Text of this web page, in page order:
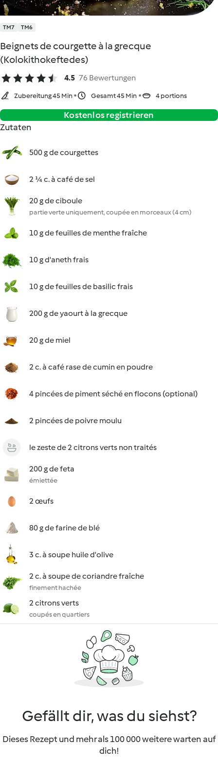
TM7 TM6
Beignets de courgette à la grecque
(Kolokithokeftedes)
4.5 76 Bewertungen
Zubereitung 45 Min Gesamt 45 Min 4 portions
Kostenlos registrieren
Zutaten
500 g de courgettes
2 ¼ c. à café de sel
20 g de ciboule
partie verte uniquement, coupée en morceaux (4 cm)
10 g de feuilles de menthe fraîche
10 g d'aneth frais
10 g de feuilles de basilic frais
200 g de yaourt à la grecque
20 g de miel
2 c. à café rase de cumin en poudre
4 pincées de piment séché en flocons (optional)
2 pincées de poivre moulu
le zeste de 2 citrons verts non traités
200 g de feta
émiettée
2 œufs
80 g de farine de blé
3 c. à soupe huile d'olive
2 c. à soupe de coriandre fraîche
finement hachée
2 citrons verts
coupés en quartiers
Gefällt dir, was du siehst?
Dieses Rezept und mehr als 100 000 weitere warten auf
dich!